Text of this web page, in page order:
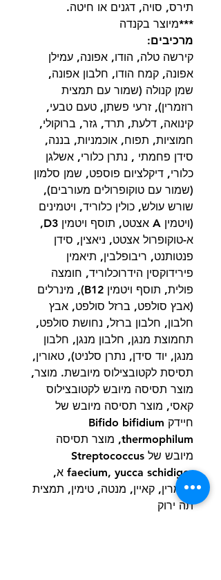
תירס, סויה, דגנים או חיטה.
***מיוצר בקנדה
מרכיבים:
קירשה טלה, הודו, אפונה, עמילן
אפונה, קמח הודו, חלבון אפונה,
שמן קנולה (שמור עם תמצית
רוזמרין), זרעי פשתן, טעם טבעי,
קינואה, דלעת, תרד, גזר, ברוקולי,
חמוציות, תפוח, אוכמניות, בננה,
סידן פחמתי , נתרן כלורי, אשלגן
כלורי, דיקלציום פוספט, שמן סלמון
(שמור עם טוקופרולים מעורבים),
שורש עולש, כולין כלוריד, ויטמינים
(ויטמין A אצטט, תוסף ויטמין D3,
א-טוקופרול אצטט, ניאצין, סידן
פנטותנט, ריבופלבין, תיאמין
פירידוקסין הידרוכלוריד, חומצה
פולית, תוסף ויטמין B12), מינרלים
(אבץ סולפט, ברזל סולפט, אבץ
חלבון, חלבון ברזל, נחושת סולפט,
תחמוצת מנגן, חלבון מנגן, חלבון
מנגן, יוד סידן, נתרן סלניט), טאורין,
תסיסת לקטובצילוס מיובשת. מוצר,
מוצר תסיסה מיובש לקטובצילוס
קאסי, מוצר תסיסה מיובש של
חיידק Bifido bifidium
thermophilum, מוצר תסיסה
מיובש של Streptococcus
faecium, yucca schidiger א,
רוזמרין, קאיין, מנטה, טימין, תמצית
תה ירוק